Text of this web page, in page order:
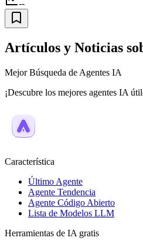
--
Artículos y Noticias
Mejor Búsqueda de Agentes IA
¡Descubre los mejores agentes IA
Característica
Último Agente
Agente Tendencia
Agente Código Abierto
Lista de Modelos LLM
Herramientas de IA gratis